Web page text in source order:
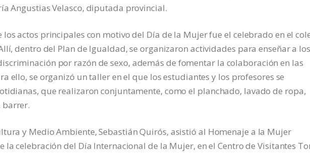
Angustias Velasco, diputada provincial.
los actos principales con motivo del Día de la Mujer fue el celebrado en el
dentro del Plan de Igualdad, se organizaron actividades para enseñar a los
por razón de sexo, además de fomentar la colaboración en las
ello, se organizó un taller en el que los estudiantes y los profesores se
que realizaron conjuntamente, como el planchado, lavado de ropa,
barrer.
y Medio Ambiente, Sebastián Quirós, asistió al Homenaje a la Mujer
la celebración del Día Internacional de la Mujer, en el Centro de Visitantes